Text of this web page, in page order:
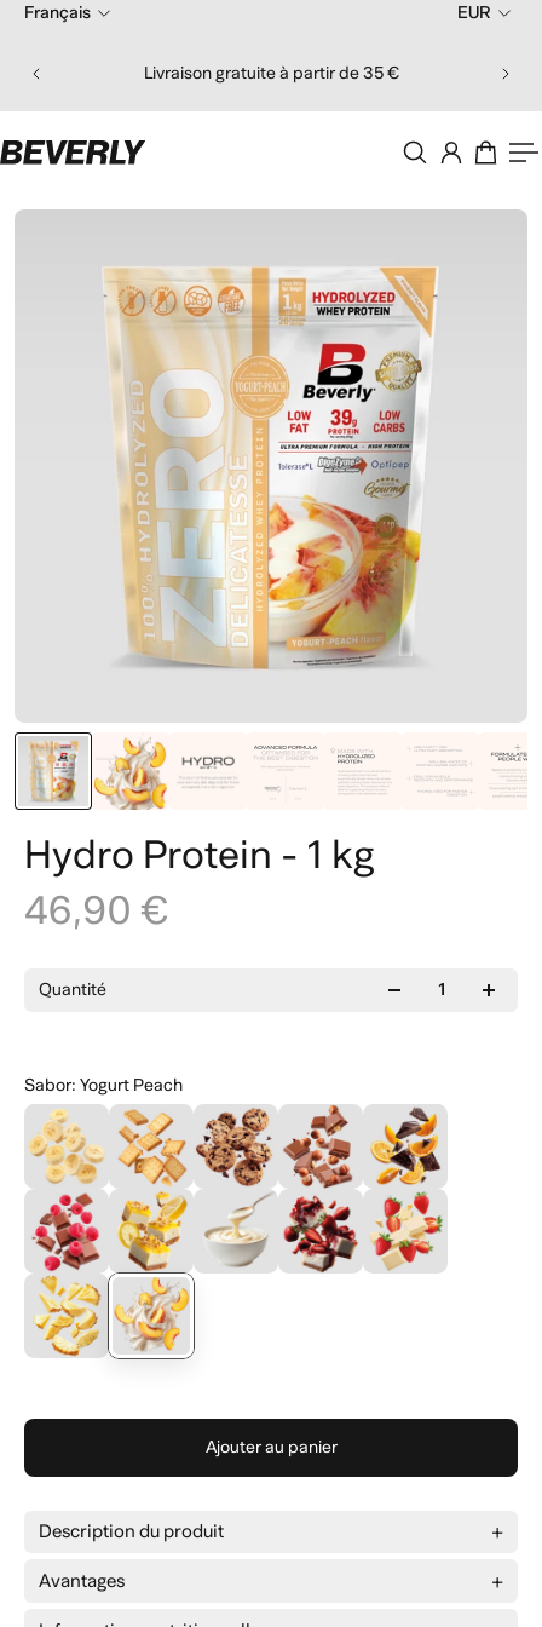
Livraison gratuite à partir de 35 €
Français EUR
Hydro Protein - 1 kg
46,90 €
Quantité
Sabor:Yogurt Peach
Ajouter au panier
Description du produit
Avantages